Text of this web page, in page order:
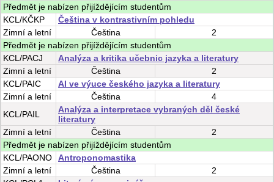
Předmět je nabízen přijíždějícím studentům
KCL/KČKP
Čeština v kontrastivním pohledu
Zimní a letní Čeština
2
Předmět je nabízen přijíždějícím studentům
KCL/PACJ
Analýza a kritika učebnic jazyka a literatury
Zimní a letní Čeština
2
KCL/PAIC
AI ve výuce českého jazyka a literatury
Zimní a letní Čeština
4
KCL/PAIL
Analýza a interpretace vybraných děl české
literatury
Zimní a letní Čeština
2
Předmět je nabízen přijíždějícím studentům
KCL/PAONO
Antroponomastika
Zimní a letní Čeština
2